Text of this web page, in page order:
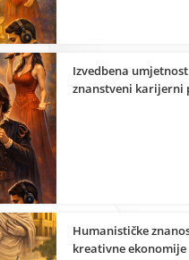
Izvedbena
znanstveni karijerni
Humanističke
kreativne ekonomije